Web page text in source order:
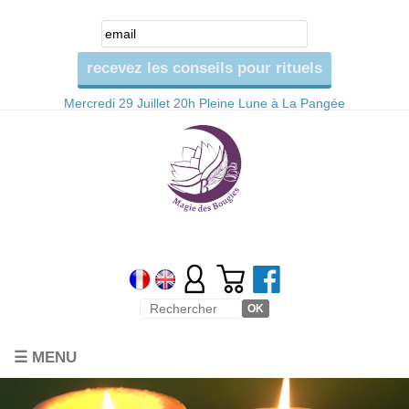
Mercredi 29 Juillet 20h Pleine Lune à La Pangée
☰ MENU